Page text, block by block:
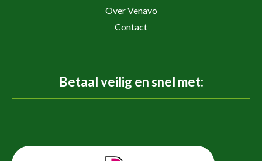
Over Venavo
Contact
Betaal veilig en snel met: